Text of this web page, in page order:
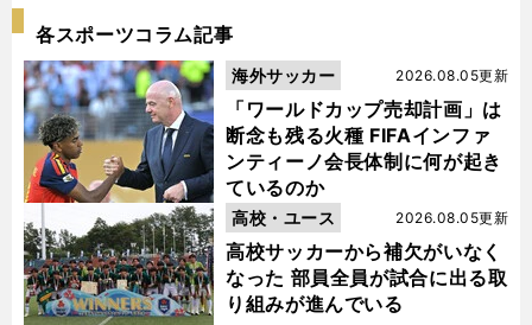
各スポーツコラム記事
「ワールドカップ売却計画」は
断念も残る火種 FIFAインファ
ンティーノ会長体制に何が起き
ているのか
2026.08.05更新
海外サッカー
高校サッカーから補欠がいなく
なった 部員全員が試合に出る取
り組みが進んでいる
2026.08.05更新
高校・ユース